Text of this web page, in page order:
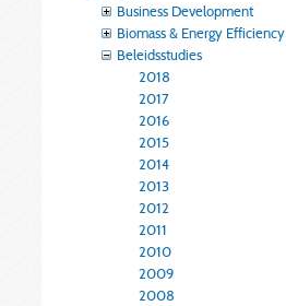
Business Development
Biomass & Energy Efficiency
Beleidsstudies
2018
2017
2016
2015
2014
2013
2012
2011
2010
2009
2008